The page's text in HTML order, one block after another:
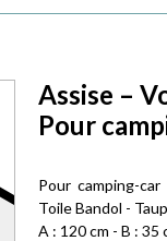
Assise –
Pour
Pour camping-
Toile Bandol -
A : 120 cm - B : 35